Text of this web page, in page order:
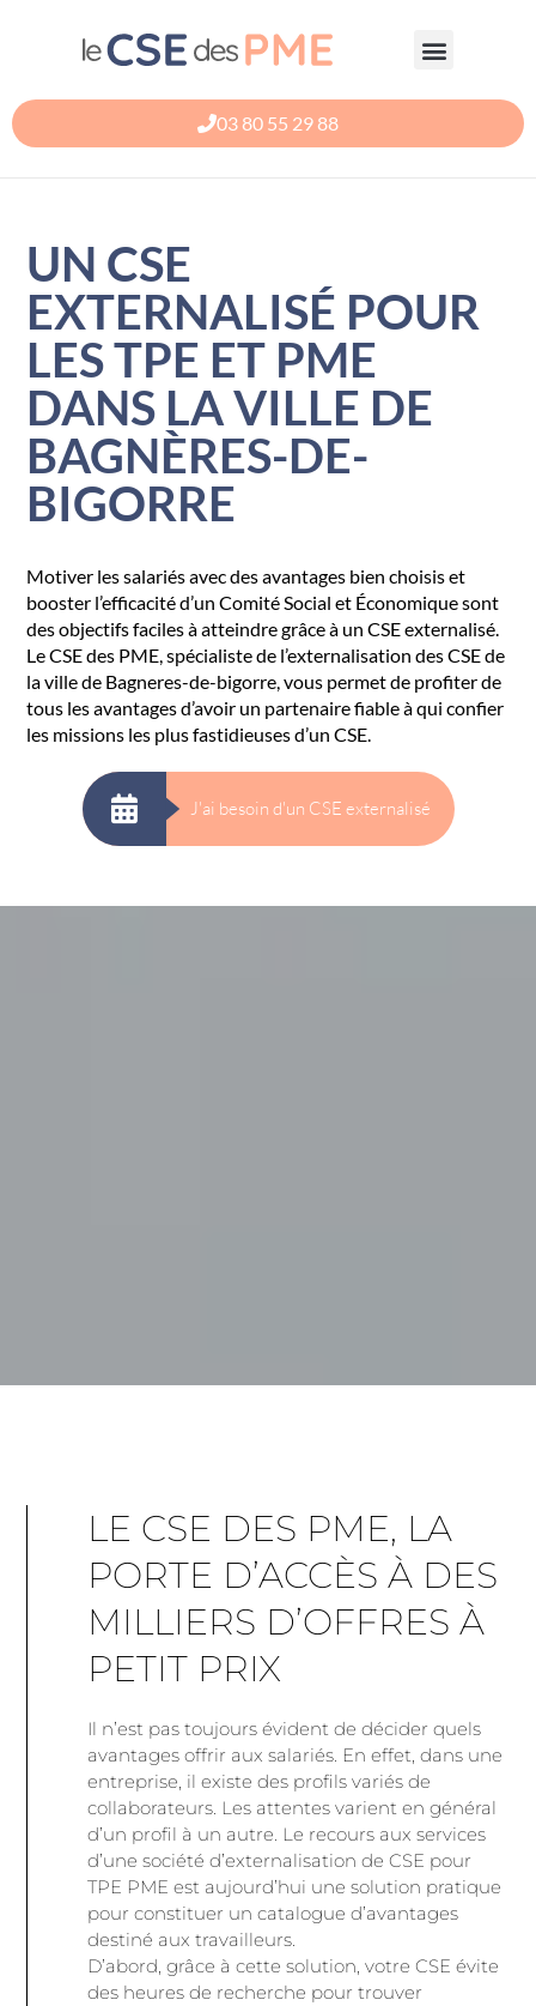
03 80 55 29 88
UN CSE
EXTERNALISÉ POUR
LES TPE ET PME
DANS LA VILLE DE
BAGNÈRES-DE-
BIGORRE
Motiver les salariés avec des avantages bien choisis et
booster l’efficacité d’un Comité Social et Économique sont
des objectifs faciles à atteindre grâce à un CSE externalisé.
Le CSE des PME, spécialiste de l’externalisation des CSE de
la ville de Bagneres-de-bigorre, vous permet de profiter de
tous les avantages d’avoir un partenaire fiable à qui confier
les missions les plus fastidieuses d’un CSE.
J'ai besoin d'un CSE externalisé
LE CSE DES PME, LA
PORTE D’ACCÈS À DES
MILLIERS D’OFFRES À
PETIT PRIX
Il n’est pas toujours évident de décider quels
avantages offrir aux salariés. En effet, dans une
entreprise, il existe des profils variés de
collaborateurs. Les attentes varient en général
d’un profil à un autre. Le recours aux services
d’une société d’externalisation de CSE pour
TPE PME est aujourd’hui une solution pratique
pour constituer un catalogue d’avantages
destiné aux travailleurs.
D’abord, grâce à cette solution, votre CSE évite
des heures de recherche pour trouver